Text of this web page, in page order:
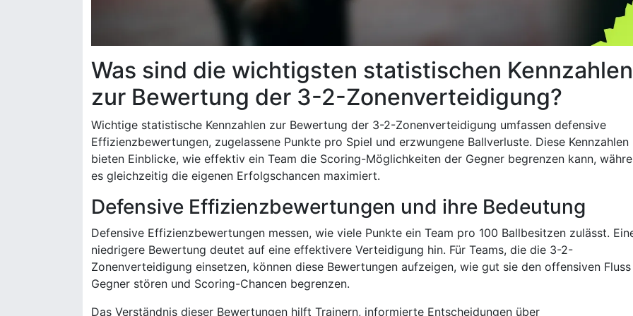
Was sind die wichtigsten statistischen Kennzahlen
zur Bewertung der 3-2-Zonenverteidigung?
Wichtige statistische Kennzahlen zur Bewertung der 3-2-Zonenverteidigung umfassen defensive
Effizienzbewertungen, zugelassene Punkte pro Spiel und erzwungene Ballverluste. Diese Kennzahlen
bieten Einblicke, wie effektiv ein Team die Scoring-Möglichkeiten der Gegner begrenzen kann,
es gleichzeitig die eigenen Erfolgschancen maximiert.
Defensive Effizienzbewertungen und ihre Bedeutung
Defensive Effizienzbewertungen messen, wie viele Punkte ein Team pro 100 Ballbesitzen zulässt.
niedrigere Bewertung deutet auf eine effektivere Verteidigung hin. Für Teams, die die 3-2-
Zonenverteidigung einsetzen, können diese Bewertungen aufzeigen, wie gut sie den offensiven
Gegner stören und Scoring-Chancen begrenzen.
Das Verständnis dieser Bewertungen hilft Trainern, informierte Entscheidungen über